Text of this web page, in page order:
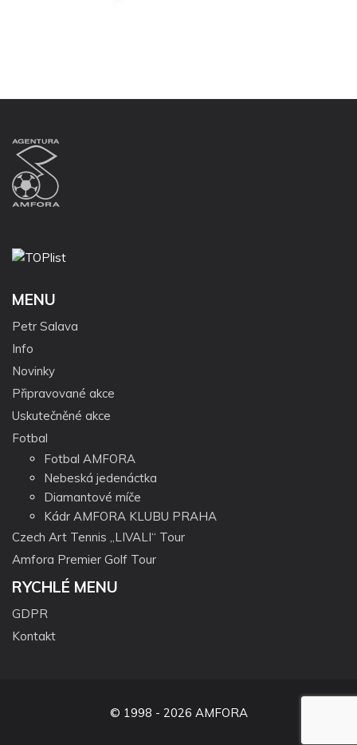
MENU
Petr Salava
Info
Novinky
Připravované akce
Uskutečněné akce
Fotbal
Fotbal AMFORA
Nebeská jedenáctka
Diamantové míče
Kádr AMFORA KLUBU PRAHA
Czech Art Tennis „LIVALI“ Tour
Amfora Premier Golf Tour
RYCHLÉ MENU
GDPR
Kontakt
© 1998 - 2026 AMFORA